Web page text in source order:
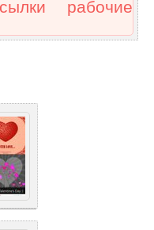
рабочие